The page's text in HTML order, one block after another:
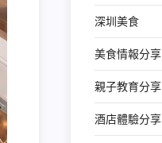
深圳美食
美食情報分享
親子教育分享
酒店體驗分享